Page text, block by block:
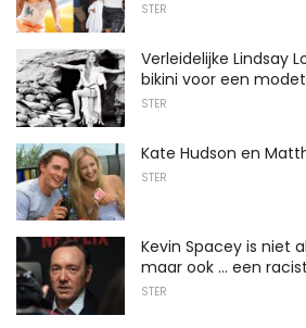
STER
Verleidelijke Lindsay
bikini voor een
STER
Kate Hudson en
STER
Kevin Spacey is niet
maar ook ... een
STER